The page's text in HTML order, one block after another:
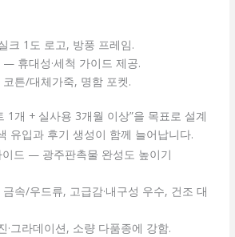
1도 로고, 방풍 프레임.
— 휴대성·세척 가이드 제공.
튼/대체가죽, 명함 포켓.
1개 + 실사용 3개월 이상”을 목표로 설계
유입과 후기 생성이 함께 늘어납니다.
이드 — 광주판촉물 완성도 높이기
속/우드류, 고급감·내구성 우수, 건조 대
·그라데이션, 소량 다품종에 강함.